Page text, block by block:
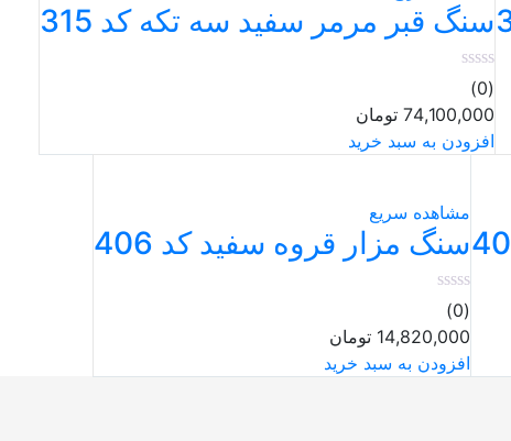
سنگ قبر مرمر سفید سه تکه کد 315
(0)
74,100,000 تومان
افزودن به سبد خرید
مشاهده سریع
سنگ مزار قروه سفید کد 406
(0)
14,820,000 تومان
افزودن به سبد خرید